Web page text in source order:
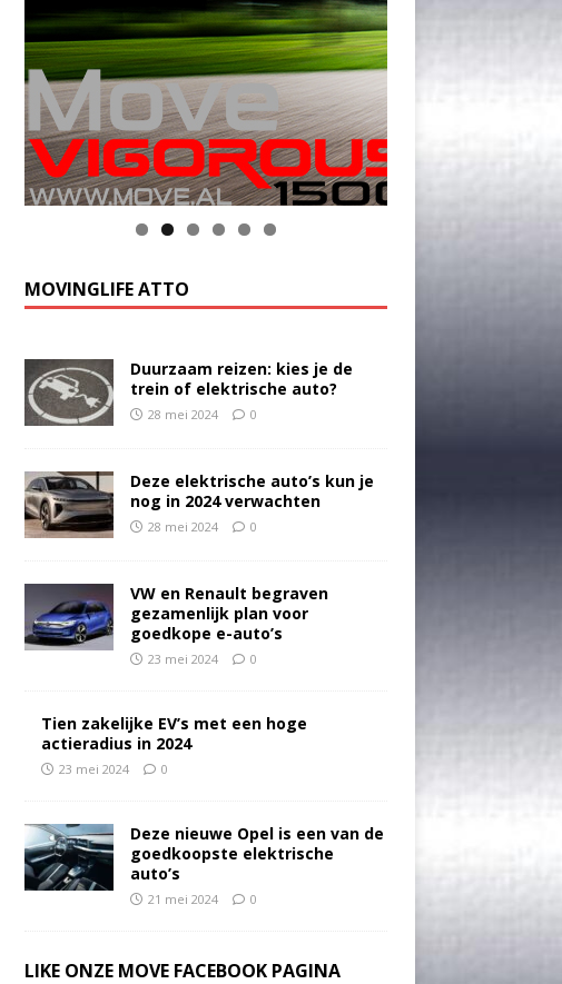
Klik op de foto voor meer informatie
MOVINGLIFE ATTO
Duurzaam reizen: kies je de
trein of elektrische auto?
28 mei 2024 0
Deze elektrische auto’s kun je
nog in 2024 verwachten
28 mei 2024 0
VW en Renault begraven
gezamenlijk plan voor
goedkope e-auto’s
23 mei 2024 0
Tien zakelijke EV’s met een hoge
actieradius in 2024
23 mei 2024 0
Deze nieuwe Opel is een van de
goedkoopste elektrische
auto’s
21 mei 2024 0
LIKE ONZE MOVE FACEBOOK PAGINA